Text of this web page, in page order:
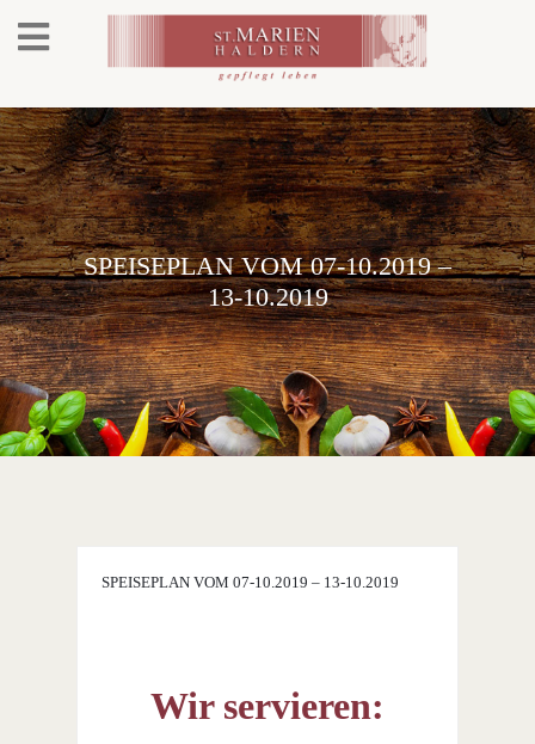
SPEISEPLAN VOM 07-10.2019 –
13-10.2019
SPEISEPLAN VOM 07-10.2019 – 13-10.2019
Wir servieren: